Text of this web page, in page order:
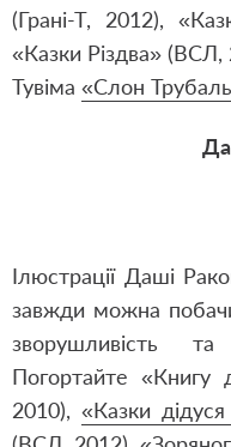
(Грані-Т, 2012),
«Казки Різдва» (ВСЛ,
Тувіма «Слон
Ілюстрації Даші
завжди можна
зворушливість
Погортайте «Книгу
2010), «Казки